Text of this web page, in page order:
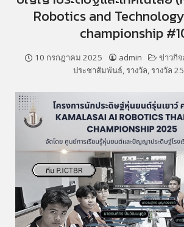
Robotics and
championship
10 กรกฎาคม 2025 admin ข่าวกิจ
ประชาสัมพันธ์,รางวัล,รางวัล